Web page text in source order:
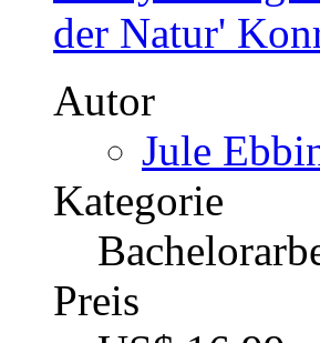
Preis
US$ 16,99
Die
Wolframs